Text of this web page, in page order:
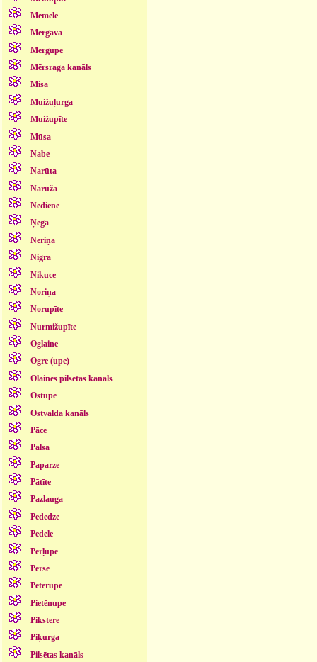
Mēmele
Mērgava
Mergupe
Mērsraga kanāls
Misa
Muižuļurga
Muižupīte
Mūsa
Nabe
Narūta
Nāruža
Nediene
Ņega
Neriņa
Nigra
Nikuce
Noriņa
Norupīte
Nurmižupīte
Oglaine
Ogre (upe)
Olaines pilsētas kanāls
Ostupe
Ostvalda kanāls
Pāce
Palsa
Paparze
Pātīte
Pazlauga
Pededze
Pedele
Pērļupe
Pērse
Pēterupe
Pietēnupe
Pikstere
Piķurga
Pilsētas kanāls